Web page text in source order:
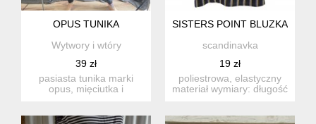
OPUS TUNIKA
Wytwory i wtóry
39 zł
pasiasta tunika marki
opus, mięciutka i
SISTERS POINT BLUZKA
scandinavka
19 zł
poliestrowa, elastyczny
materiał wymiary: długość